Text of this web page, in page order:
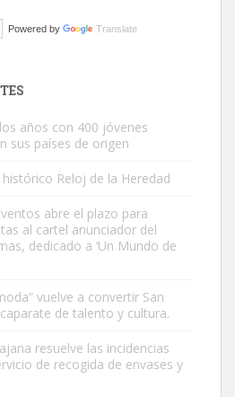
en la calle hace menos de un mes,
para mi perra. Pastor alemán,
personales ...
Powered by Translate
años con 400 jóvenes
sus países de origen
histórico Reloj de la Heredad
abre el plazo para
al cartel anunciador del
dedicado a ‘Un Mundo de
vuelve a convertir San
de talento y cultura.
resuelve las incidencias
de recogida de envases y